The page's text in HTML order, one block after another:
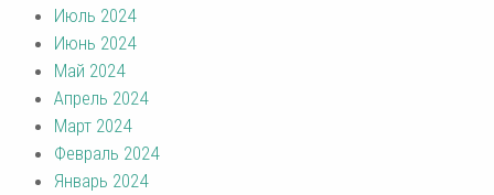
Июль 2024
Июнь 2024
Май 2024
Апрель 2024
Март 2024
Февраль 2024
Январь 2024